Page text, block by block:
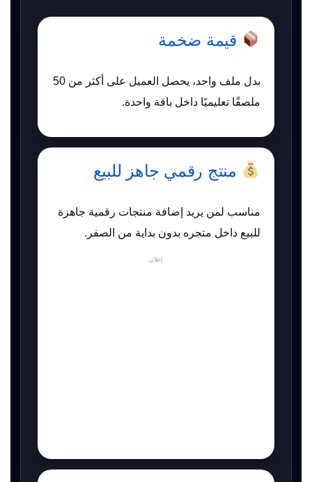
قيمة ضخمة
بدل ملف واحد، يحصل العميل على أكثر من 50
ملصقًا تعليميًا داخل باقة واحدة.
منتج رقمي جاهز للبيع
مناسب لمن يريد إضافة منتجات رقمية جاهزة
للبيع داخل متجره بدون بداية من الصفر.
إعلان